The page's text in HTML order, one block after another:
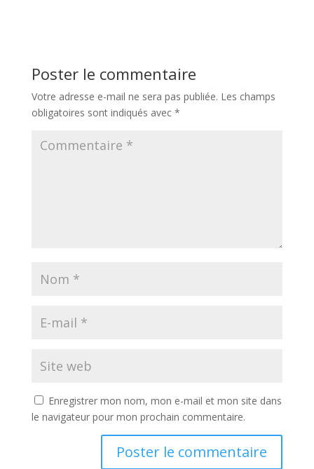
Poster le commentaire
Votre adresse e-mail ne sera pas publiée. Les champs
obligatoires sont indiqués avec *
Enregistrer mon nom, mon e-mail et mon site dans
le navigateur pour mon prochain commentaire.